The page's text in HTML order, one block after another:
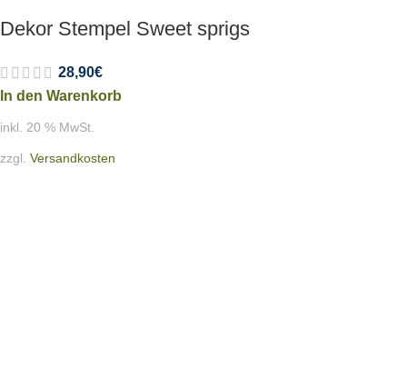
Dekor Stempel Sweet sprigs
28,90€
In den Warenkorb
inkl. 20 % MwSt.
zzgl. Versandkosten